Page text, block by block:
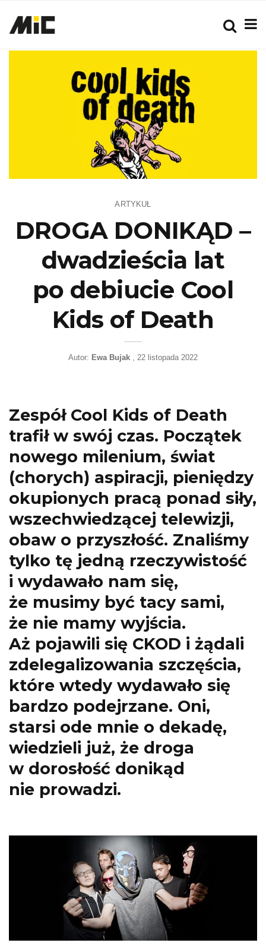
ARTYKUŁ
DROGA DONIKĄD –
dwadzieścia lat
po debiucie Cool
Kids of Death
Autor: Ewa Bujak 22 listopada 2022
Zespół Cool Kids of Death
trafił w swój czas. Początek
nowego milenium, świat
(chorych) aspiracji, pieniędzy
okupionych pracą ponad siły,
wszechwiedzącej telewizji,
obaw o przyszłość. Znaliśmy
tylko tę jedną rzeczywistość
i wydawało nam się,
że musimy być tacy sami,
że nie mamy wyjścia.
Aż pojawili się CKOD i żądali
zdelegalizowania szczęścia,
które wtedy wydawało się
bardzo podejrzane. Oni,
starsi ode mnie o dekadę,
wiedzieli już, że droga
w dorosłość donikąd
nie prowadzi.